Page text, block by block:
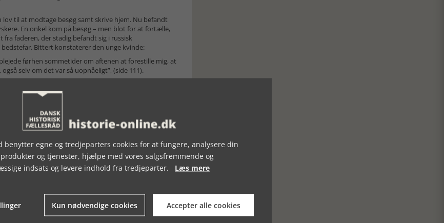
til at modtage besøg samt skrive hjem. Nu befandt
En onkel kom på besøg – men blot for at fortælle,
faderen, der stadig befandt sig i russisk
Bittert konstaterer den unge kvinde:
førhen sommetider om aftenen at forestille mig, at
selv om det var så uopnåeligt”, (side 111).
hvor hun kunne hænge alle sine
værste var, at hun på en eller anden måde også følte
gennem- og oplevet. Måske ville de ikke, måske
tåle. Ganske vist fik hun en lille økonomisk
søgte først og fremmest tilfredsstillelse eller
inden i hende af skyldkomplekser, skam, raseri og
efter indeni, uanset hvor meget jeg anstrenger mig for
er rastløs; der er så meget, jeg gerne vil, som jeg har
briks. Jeg ved, at jeg har forsømt nogle ting, og det
det er. Det gør mig indimellem rasende. Alle omkring
eller keder sig. På mig virker det, som om
samme måde. Helt ligesom de vil, at jeg skal sige
jeg kan smage noget. Det gør mig undertiden
led af posttraumatisk stressyndrom.
benytter egne og tredjeparters cookies for at fungere, analysere din
og tjenester, hjælpe med vores salgsfremmende og
indsats og levere indhold fra tredjeparter. Læs mere
Kun nødvendige cookies Accepter alle cookies